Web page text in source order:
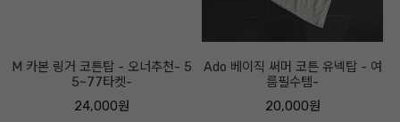
M 카본 링거 코튼탑 - 오너추천- 5
5~77타켓-
24,000원
Ado 베이직 써머 코튼 유넥탑 - 여
름필수템-
20,000원